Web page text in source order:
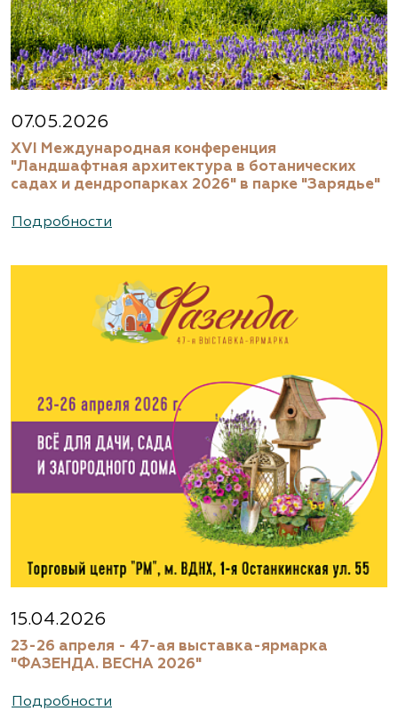
07.05.2026
XVI Международная конференция
"Ландшафтная архитектура в ботанических
садах и дендропарках 2026" в парке "Зарядье"
Подробности
15.04.2026
23-26 апреля - 47-ая выставка-ярмарка
"ФАЗЕНДА. ВЕСНА 2026"
Подробности